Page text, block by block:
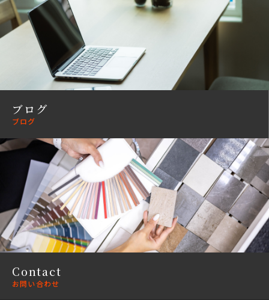
ブログ
ブログ
Contact
お問い合わせ